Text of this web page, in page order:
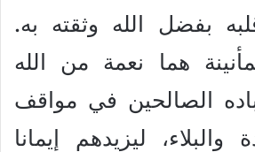
بفضل الله وثقته به.
هما نعمة من الله
الصالحين في مواقف
ليزيدهم إيمانا